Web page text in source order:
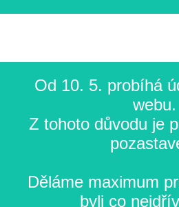
Od 10. 5. probíhá
webu.
Z tohoto důvodu je
Děláme maximum
byli co